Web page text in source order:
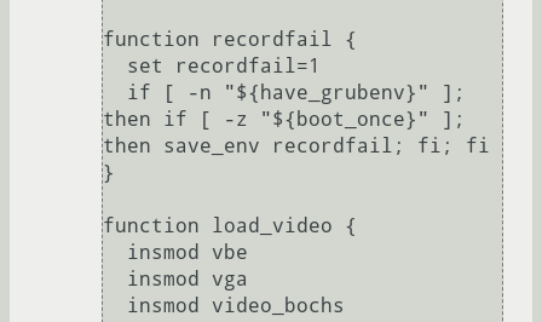
function recordfail {
then if [ -z "${boot_once}" ];
then save_env recordfail; fi; fi
}
function load_video {